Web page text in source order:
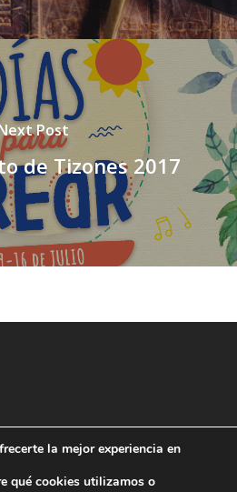
Post
de Tizones 2017
la mejor experiencia en
qué cookies utilizamos o